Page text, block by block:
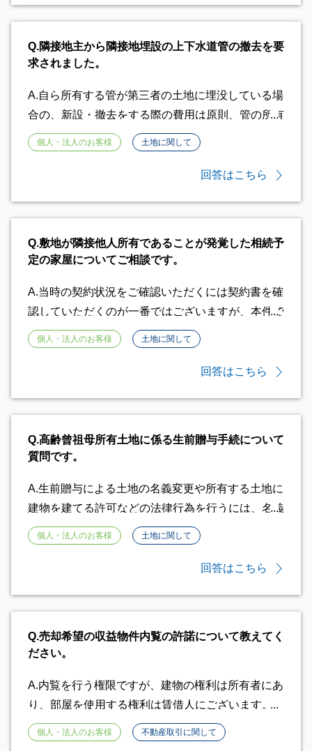
務は受贈者に承継されますので、石垣の事を黙した
展する可能性がございます。 よって、御実家を贈
与する場合は石垣の説明が必要かと存じます。 ま
た贈与を行う際に贈与税などの税金問題が発生する
可能性がございますので、税理士等の専門家にご確
認されることをお勧めいたします。 補助金につい
Q.隣接地主から隣接地埋設の上下水道管の撤去を要
求されました。
A.自ら所有する管が第三者の土地に埋没している場
合の、新設・撤去をする際の費用は原則、管の所有
者が負担するものとされております。 しかし隣地
に所有管が埋設されている場合、親御様と、隣地の
所有者との間で上下水道菅を埋設することの承諾書
の取得や地役権の設定登記をしている場合、隣地を
ま引き継ぎますので、隣地を購入した不動産会社
に、所有菅を撤去せず、現状のまま使用することを
主張できる可能性がございます。 よってまずは、
親御様が、隣地の前所有者と水道管埋設の承諾書の
取得や地役権の設定を行っているか確認なさってみ
個人・法人のお客様 土地に関して
回答はこちら
Q.敷地が隣接他人所有であることが発覚した相続予
定の家屋についてご相談です。
A.当時の契約状況をご確認いただくには契約書を確
認していただくのが一番ではございますが、本件で
は建物の登記から50年以上経過しており、契約書
の確認が困難であると理解いたします。 借地権の
期間は最低30年以上とされており、隣地上に相続
社に承継されます。 しかし、不動産会社からの主
て請求はされてないのではないでしょうか。 まず
は隣地の不動産会社とご主人様に不利益なことがな
いか確認なさってください。 確認の上で不利益と
なる請求をされた場合、弁護士などに相談されるこ
個人・法人のお客様 土地に関して
回答はこちら
Q.高齢曾祖母所有土地に係る生前贈与手続について
質問です。
A.生前贈与による土地の名義変更や所有する土地に
建物を建てる許可などの法律行為を行うには、名義
人ご本人の判断能力が必要となります。 不動産取
引に必要な判断能力の有無については、個々の症状
により、医師の判断によります。一般的には、認知
断が随所に必要になります（後見人の選任、不動産
利用については、必要であれば、各市町村の相談窓
口又は法律の専門家へご相談ください。 また、権
利証が紛失している場合においても所有権移転登記
はできますが、その際は司法書士又は公証人に名義
個人・法人のお客様 土地に関して
回答はこちら
Q.売却希望の収益物件内覧の許諾について教えてく
ださい。
A.内覧を行う権限ですが、建物の権利は所有者にあ
り、部屋を使用する権利は賃借人にございます。
媒介契約を依頼しても建物や室内の内覧を売主や賃
借人の許可なく自由に行えるものではございませ
個人・法人のお客様 不動産取引に関して